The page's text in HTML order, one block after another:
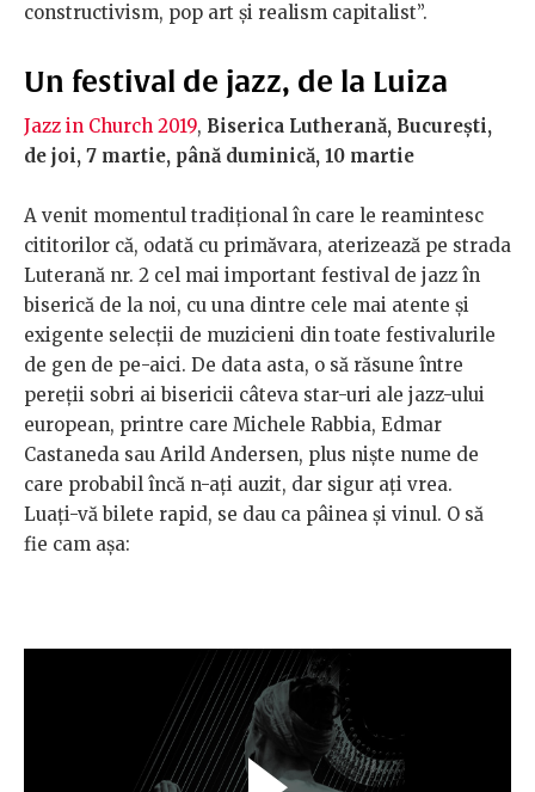
constructivism, pop art și realism capitalist”.
Un festival de jazz, de la Luiza
Jazz in Church 2019, Biserica Lutherană, București,
de joi, 7 martie, până duminică, 10 martie
A venit momentul tradițional în care le reamintesc
cititorilor că, odată cu primăvara, aterizează pe strada
Luterană nr. 2 cel mai important festival de jazz în
biserică de la noi, cu una dintre cele mai atente și
exigente selecții de muzicieni din toate festivalurile
de gen de pe-aici. De data asta, o să răsune între
pereții sobri ai bisericii câteva star-uri ale jazz-ului
european, printre care Michele Rabbia, Edmar
Castaneda sau Arild Andersen, plus niște nume de
care probabil încă n-ați auzit, dar sigur ați vrea.
Luați-vă bilete rapid, se dau ca pâinea și vinul. O să
fie cam așa: